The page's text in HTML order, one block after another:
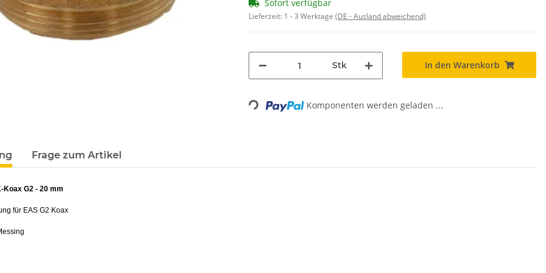
Sofort verfügbar
Lieferzeit: 1 - 3 Werktage (DE - Ausland abweichend)
Stk In den Warenkorb
Loading... Komponenten werden geladen ...
Frage zum Artikel
Koax G2 - 20 mm
für EAS G2 Koax